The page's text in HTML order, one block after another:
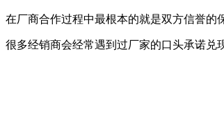
在厂商合作过程中最根本的就是双方信誉的
很多经销商会经常遇到过厂家的口头承诺兑